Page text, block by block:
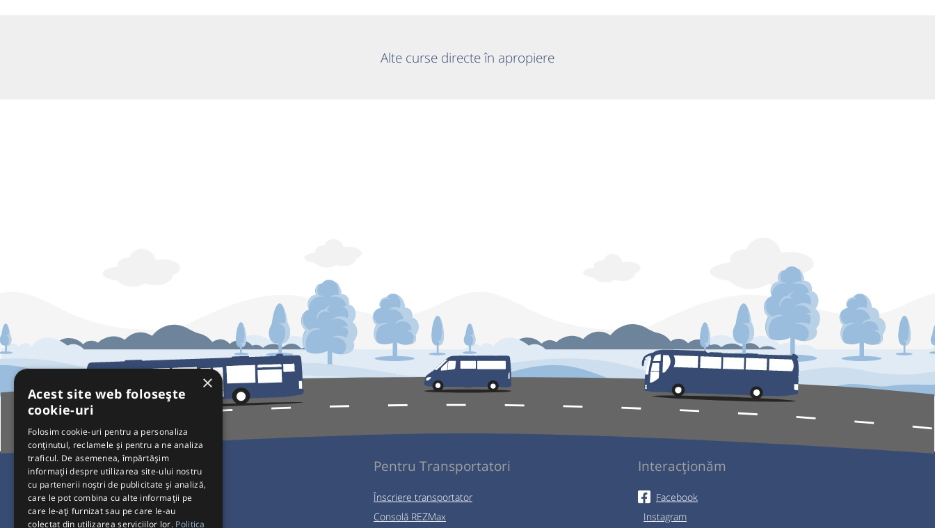
Alte curse directe în apropiere
Pentru Călători
Curse autobuz
Plecări/Sosiri
Pentru Transportatori
Înscriere transportator
Consolă REZMax
Interacționăm
Facebook
Instagram
×
Acest site web folosește
cookie-uri
Folosim cookie-uri pentru a personaliza
conținutul, reclamele și pentru a ne analiza
traficul. De asemenea, împărtășim
informații despre utilizarea site-ului nostru
cu partenerii noștri de publicitate și analiză,
care le pot combina cu alte informații pe
care le-ați furnizat sau pe care le-au
colectat din utilizarea serviciilor lor. Politica